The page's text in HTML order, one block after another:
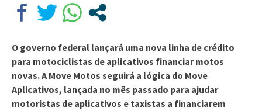
O governo federal lançará uma nova linha de crédito
para motociclistas de aplicativos financiar motos
novas. A Move Motos seguirá a lógica do Move
Aplicativos, lançada no mês passado para ajudar
motoristas de aplicativos e taxistas a financiarem